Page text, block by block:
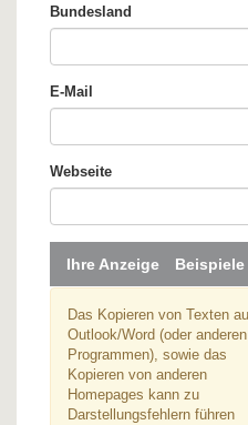
Bundesland
E-Mail
Webseite
Ihre Anzeige Beispiele
Das Kopieren von Texten
Outlook/Word (oder anderen
Programmen), sowie das
Kopieren von anderen
Homepages kann zu
Darstellungsfehlern führen